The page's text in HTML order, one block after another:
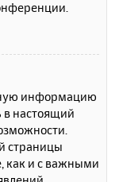
информацию
в настоящий
страницы
как и с важными